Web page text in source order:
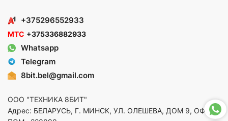
+375296552933
МТС +375336882933
Whatsapp
Telegram
8bit.bel@gmail.com
ООО "ТЕХНИКА 8БИТ"
Адрес: БЕЛАРУСЬ, Г. МИНСК, УЛ. ОЛЕШЕВА, ДОМ 9, ОФ. 5,